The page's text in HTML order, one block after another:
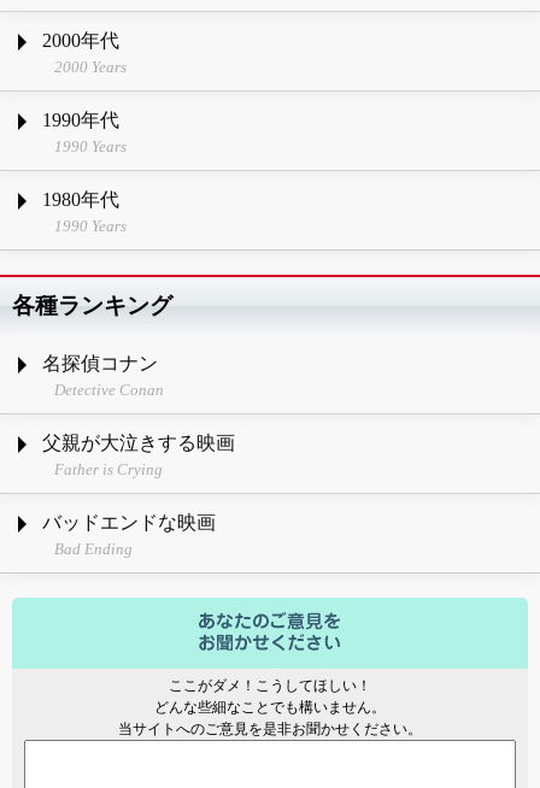
2000年代
2000 Years
1990年代
1990 Years
1980年代
1990 Years
各種ランキング
名探偵コナン
Detective Conan
父親が大泣きする映画
Father is Crying
バッドエンドな映画
Bad Ending
ここがダメ！こうしてほしい！
どんな些細なことでも構いません。
当サイトへのご意見を是非お聞かせください。